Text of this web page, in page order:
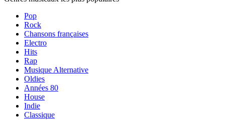
Pop
Rock
Chansons françaises
Electro
Hits
Rap
Musique Alternative
Oldies
Années 80
House
Indie
Classique